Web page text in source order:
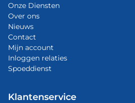
Onze Diensten
Over ons
Nieuws
Contact
Mijn account
Inloggen relaties
Spoeddienst
Klantenservice